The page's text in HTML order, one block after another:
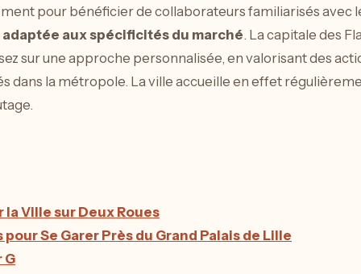
pour bénéficier de collaborateurs familiarisés avec
aux spécificités du marché. La capitale des
sur une approche personnalisée, en valorisant des
dans la métropole. La ville accueille en effet
Ville sur Deux Roues
Se Garer Près du Grand Palais de Lille
G